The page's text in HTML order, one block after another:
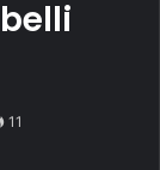
11